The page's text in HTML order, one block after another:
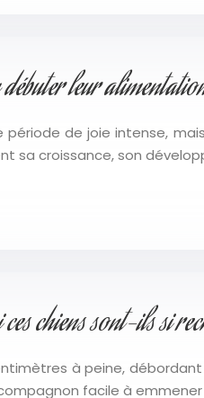
leur
période de joie intense,
sa croissance, son
chiens sont-ils si
à peine,
facile à